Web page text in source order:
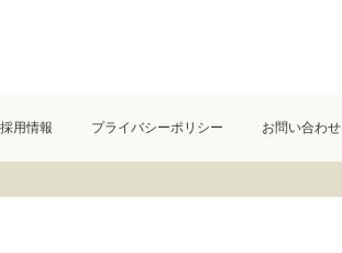
採用情報 プライバシーポリシー お問い合わせ